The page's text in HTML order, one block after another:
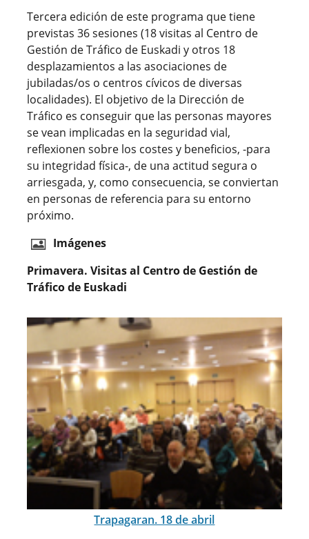
Tercera edición de este programa que tiene
previstas 36 sesiones (18 visitas al Centro de
Gestión de Tráfico de Euskadi y otros 18
desplazamientos a las asociaciones de
jubiladas/os o centros cívicos de diversas
localidades). El objetivo de la Dirección de
Tráfico es conseguir que las personas mayores
se vean implicadas en la seguridad vial,
reflexionen sobre los costes y beneficios, -para
su integridad física-, de una actitud segura o
arriesgada, y, como consecuencia, se conviertan
en personas de referencia para su entorno
próximo.
Imágenes
Primavera. Visitas al Centro de Gestión de
Tráfico de Euskadi
Trapagaran. 18 de abril